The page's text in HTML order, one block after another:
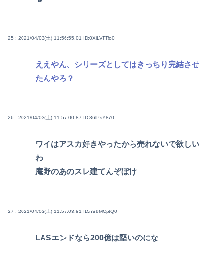
25 : 2021/04/03(土) 11:56:55.01 ID:0XiLVFRo0
ええやん、シリーズとしてはきっちり完結させ
たんやろ？
26 : 2021/04/03(土) 11:57:00.87 ID:36lPsY870
ワイはアスカ好きやったから売れないで欲しい
わ
庵野のあのスレ建てんぞぼけ
27 : 2021/04/03(土) 11:57:03.81 ID:nS9MCptQ0
LASエンドなら200億は堅いのにな